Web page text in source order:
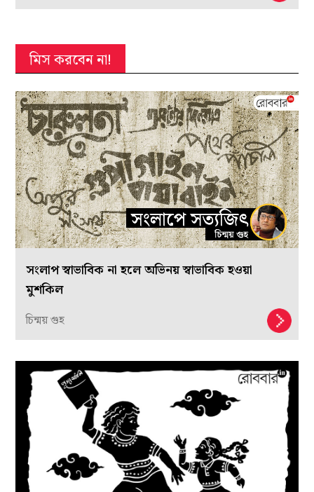
মিস করবেন না!
সংলাপ স্বাভাবিক না হলে অভিনয় স্বাভাবিক হওয়া
মুশকিল
চিন্ময় গুহ